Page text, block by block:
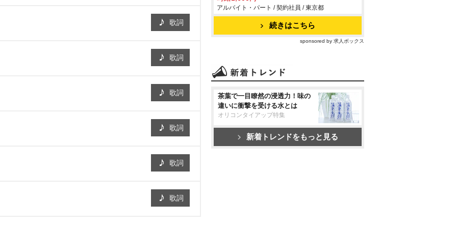
歌詞
歌詞
歌詞
歌詞
歌詞
歌詞
アルバイト・パート / 契約社員 / 東京都
続きはこちら
sponsored by 求人ボックス
茶葉で一目瞭然の浸透力！味の
違いに衝撃を受ける水とは
オリコンタイアップ特集
新着トレンドをもっと見る